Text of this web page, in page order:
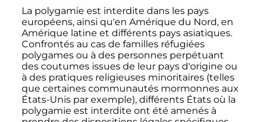
La polygamie est interdite dans les pays
européens, ainsi qu'en Amérique du Nord, en
Amérique latine et différents pays asiatiques.
Confrontés au cas de familles réfugiées
polygames ou à des personnes perpétuant
des coutumes issues de leur pays d'origine ou
à des pratiques religieuses minoritaires (telles
que certaines communautés mormonnes aux
États-Unis par exemple), différents États où la
polygamie est interdite ont été amenés à